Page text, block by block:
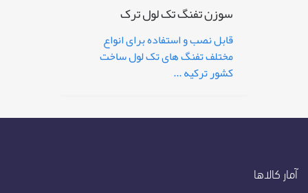
سوزن تفنگ تک لول ترک
قابل نصب و استفاده برای انواع
مختلف تفنگ های تک لول ساخت
کشور ترکیه ...
آمار کالاها